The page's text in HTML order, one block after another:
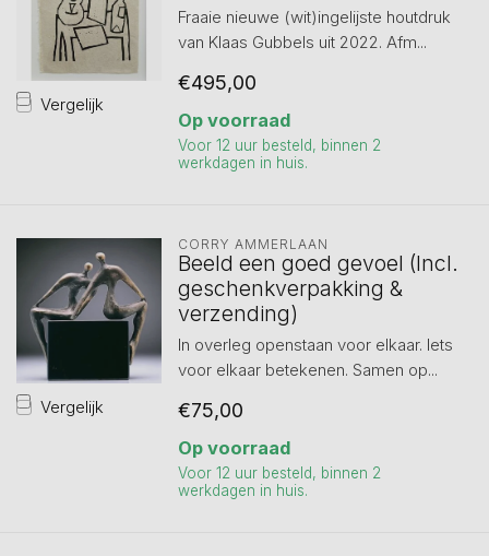
Vergelijk
Fraaie nieuwe (wit)ingelijste houtdruk
van Klaas Gubbels uit 2022. Afm...
€495,00
Op voorraad
Voor 12 uur besteld, binnen 2
werkdagen in huis.
Vergelijk
CORRY AMMERLAAN
Beeld een goed gevoel (Incl.
geschenkverpakking &
verzending)
In overleg openstaan voor elkaar. Iets
voor elkaar betekenen. Samen op...
€75,00
Op voorraad
Voor 12 uur besteld, binnen 2
werkdagen in huis.